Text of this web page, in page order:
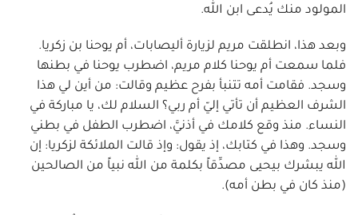
المولود منك يُدعى ابن الله.
وبعد هذا، انطلقت مريم لزيارة أليصابات، أم يوحنا بن زكريا.
فلما سمعت أم يوحنا كلام مريم، اضطرب يوحنا في بطنها
وسجد. فقامت أمه تتنبأ بفرح عظيم وقالت: من أين لي هذا
الشرف العظيم أن تأتي إليّ أم ربي؟ السلام لك، يا مباركة في
النساء. منذ وقع كلامك في أذنيَّ، اضطرب الطفل في بطني
وسجد. وهذا في كتابك، إذ يقول: وإذ قالت الملائكة لزكريا: إن
الله يبشرك بيحيى مصدِّقاً بكلمة من الله نبياً من الصالحين
(منذ كان في بطن أمه).